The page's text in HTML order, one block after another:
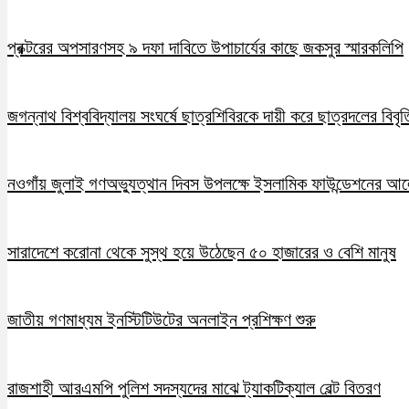
প্রক্টরের অপসারণসহ ৯ দফা দাবিতে উপাচার্যের কাছে জকসুর স্মারকলিপি
জগন্নাথ বিশ্ববিদ্যালয় সংঘর্ষে ছাত্রশিবিরকে দায়ী করে ছাত্রদলের
নওগাঁয় জুলাই গণঅভ্যুত্থান দিবস উপলক্ষে ইসলামিক ফাউন্ডেশনের
সারাদেশে করোনা থেকে সুস্থ হয়ে উঠেছেন ৫০ হাজারের ও বেশি মানুষ
জাতীয় গণমাধ্যম ইনস্টিটিউটের অনলাইন প্রশিক্ষণ শুরু
রাজশাহী আরএমপি পুলিশ সদস্যদের মাঝে ট্যাকটিক্যাল বেল্ট বিতরণ